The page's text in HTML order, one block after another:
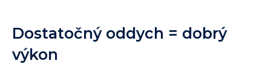
Dostatočný oddych = dobrý
výkon